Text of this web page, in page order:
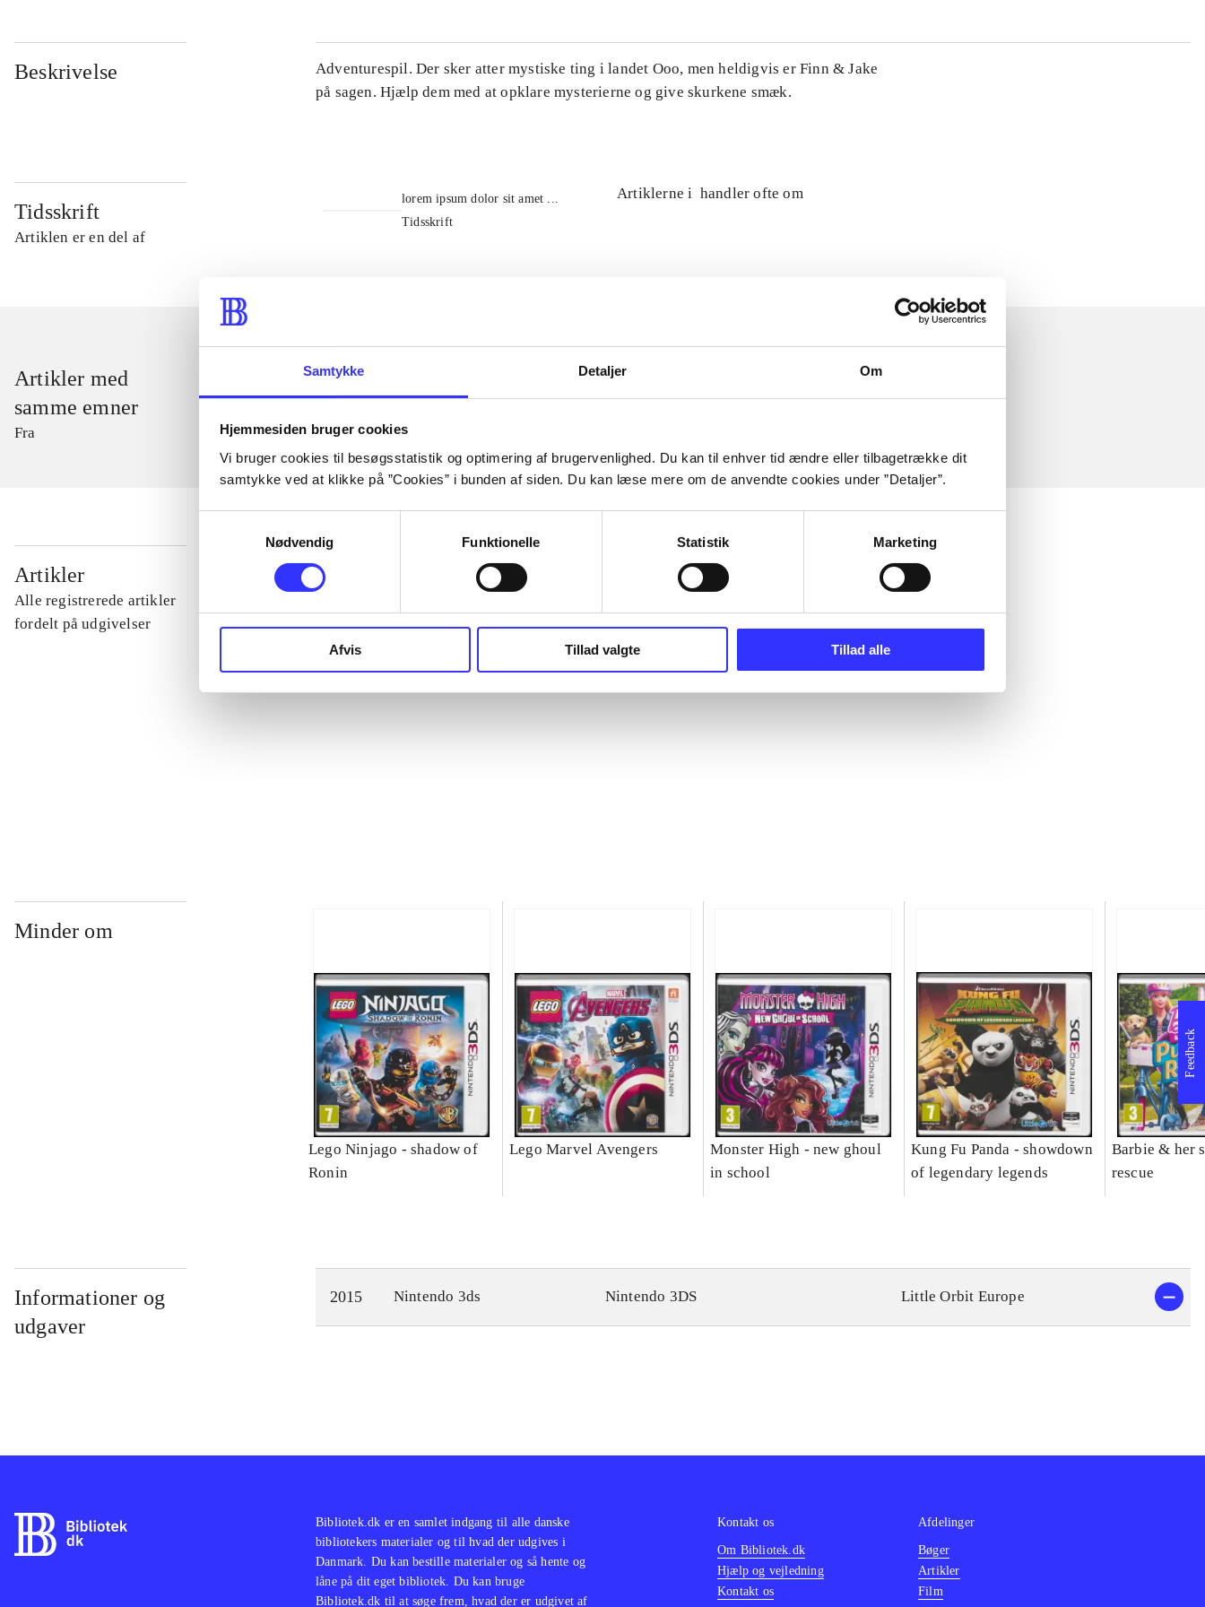
Samtykke Detaljer Om
Hjemmesiden bruger cookies
Vi bruger cookies til besøgsstatistik og optimering af brugervenlighed. Du kan til enhver tid ændre eller tilbagetrække dit
samtykke ved at klikke på ”Cookies” i bunden af siden. Du kan læse mere om de anvendte cookies under ”Detaljer”.
Nødvendig
Funktionelle Statistik Marketing
Afvis Tillad valgte Tillad alle
Beskrivelse
Adventurespil. Der sker atter mystiske ting i landet Ooo, men heldigvis er Finn & Jake
på sagen. Hjælp dem med at opklare mysterierne og give skurkene smæk.
Tidsskrift
Artiklen er en del af
lorem ipsum dolor sit amet ...
Tidsskrift
Artiklerne i handler ofte om
Artikler med
samme emner
Fra
Artikler
Alle registrerede artikler
fordelt på udgivelser
...
Minder om
Lego Ninjago - shadow of
Ronin
Lego Marvel Avengers
Monster High - new ghoul
in school
Kung Fu Panda - showdown
of legendary legends
Barbie & her
rescue
Informationer og
udgaver
2015 Nintendo 3ds Nintendo 3DS Little Orbit Europe
Feedback
Bibliotek.dk er en samlet indgang til alle danske
bibliotekers materialer og til hvad der udgives i
Danmark. Du kan bestille materialer og så hente og
låne på dit eget bibliotek. Du kan bruge
Bibliotek.dk til at søge frem, hvad der er udgivet af
Kontakt os
Om Bibliotek.dk
Hjælp og vejledning
Kontakt os
Afdelinger
Bøger
Artikler
Film